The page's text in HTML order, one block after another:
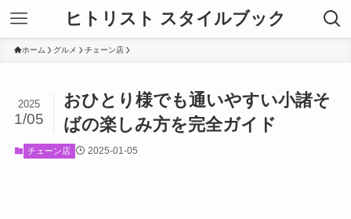
ヒトリスト スタイルブック
ホーム グルメ チェーン店
おひとり様でも通いやすい小諸そ
ばの楽しみ方を完全ガイド
2025
1/05
チェーン店 2025-01-05